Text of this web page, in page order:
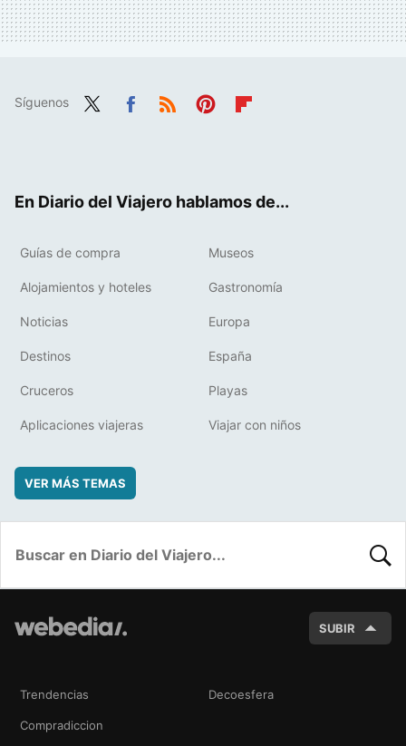
Síguenos
En Diario del Viajero hablamos de...
Guías de compra Museos
Alojamientos y hoteles Gastronomía
Noticias Europa
Destinos España
Cruceros Playas
Aplicaciones viajeras Viajar con niños
VER MÁS TEMAS
SUBIR
Trendencias Decoesfera
Compradiccion